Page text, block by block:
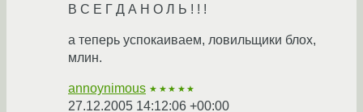
В С Е Г Д А Н О Л Ь ! ! !
а теперь успокаиваем, ловильщики блох,
млин.
annoynimous ★★★★★
27.12.2005 14:12:06 +00:00